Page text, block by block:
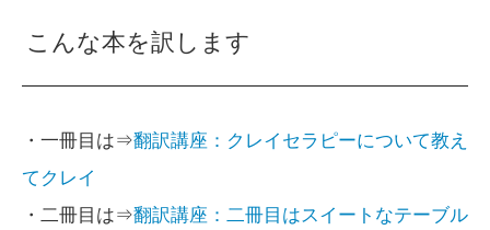
こんな本を訳します
・一冊目は⇒翻訳講座：クレイセラピーについて教え
てクレイ
・二冊目は⇒翻訳講座：二冊目はスイートなテーブル